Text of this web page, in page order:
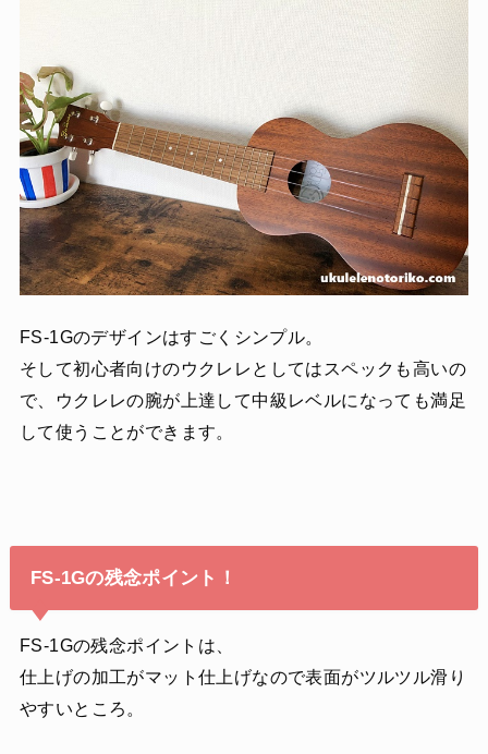
FS-1Gのデザインはすごくシンプル。
そして初心者向けのウクレレとしてはスペックも高いの
で、ウクレレの腕が上達して中級レベルになっても満足
して使うことができます。
FS-1Gの残念ポイント！
FS-1Gの残念ポイントは、
仕上げの加工がマット仕上げなので表面がツルツル滑り
やすいところ。